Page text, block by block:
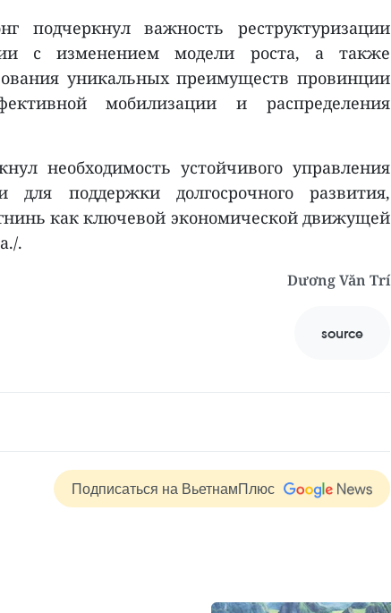
подчеркнул важность реструктуризации
с изменением модели роста, а также
уникальных преимуществ провинции
мобилизации и распределения
необходимость устойчивого управления
для поддержки долгосрочного развития,
как ключевой экономической движущей
.
Dương Văn Trí
source
Подписаться на ВьетнамПлюс